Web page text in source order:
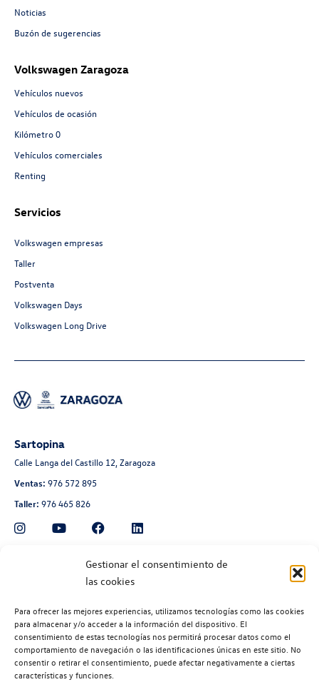
Gestionar el consentimiento de
las cookies
Para ofrecer las mejores experiencias, utilizamos tecnologías como las cookies
para almacenar y/o acceder a la información del dispositivo. El
consentimiento de estas tecnologías nos permitirá procesar datos como el
comportamiento de navegación o las identificaciones únicas en este sitio. No
consentir o retirar el consentimiento, puede afectar negativamente a ciertas
características y funciones.
Noticias
Buzón de sugerencias
Volkswagen Zaragoza
Vehículos nuevos
Vehículos de ocasión
Kilómetro 0
Vehículos comerciales
Renting
Servicios
Volkswagen empresas
Taller
Postventa
Volkswagen Days
Volkswagen Long Drive
Sartopina
Calle Langa del Castillo 12, Zaragoza
Ventas: 976 572 895
Taller: 976 465 826
Automoción Aragonesa
Avenida de Navarra 135, Zaragoza
Taller:976 300 563
Recambios:976 300 564